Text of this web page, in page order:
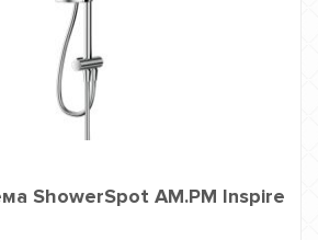
ShowerSpot AM.PM Inspire